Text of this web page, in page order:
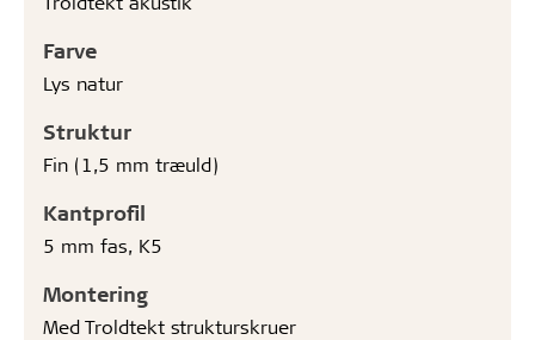
Farve
Lys natur
Struktur
Fin (1,5 mm træuld)
Kantprofil
5 mm fas, K5
Montering
Med Troldtekt strukturskruer